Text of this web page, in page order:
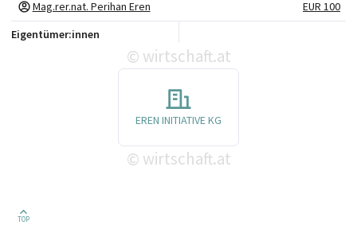
Mag.rer.nat. Perihan Eren
EUR 100
Eigentümer:innen
© wirtschaft.at
EREN INITIATIVE KG
© wirtschaft.at
TOP